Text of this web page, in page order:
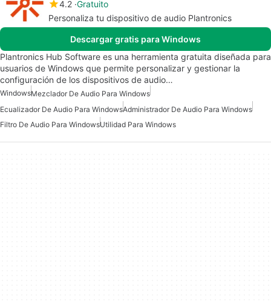
4.2 Gratuito
Personaliza tu dispositivo de audio Plantronics
Descargar gratis para Windows
Plantronics Hub Software es una herramienta gratuita diseñada para
usuarios de Windows que permite personalizar y gestionar la
configuración de los dispositivos de audio…
WindowsMezclador De Audio Para Windows
Ecualizador De Audio Para WindowsAdministrador De Audio Para Windows
Filtro De Audio Para WindowsUtilidad Para Windows